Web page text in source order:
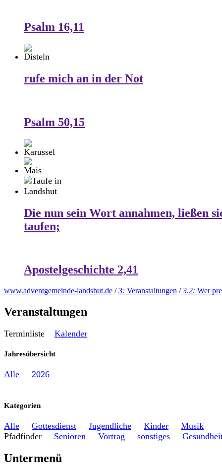
Psalm 16,11
rufe mich an in der Not
Psalm 50,15
Die nun sein Wort annahmen, ließen
taufen;
Apostelgeschichte 2,41
www.adventgemeinde-landshut.de /3: Veranstaltungen /3.2: Wer
Veranstaltungen
Terminliste Kalender
Jahresübersicht
Alle 2026
Kategorien
Alle Gottesdienst Jugendliche Kinder
Musik
Pfadfinder Senioren Vortrag sonstiges
Untermenü